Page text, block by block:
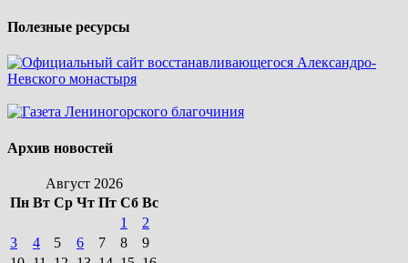
Полезные ресурсы
Архив новостей
Август 2026
Пн Вт Ср Чт Пт Сб Вс
1
2
3
4 5 6 7 8
9